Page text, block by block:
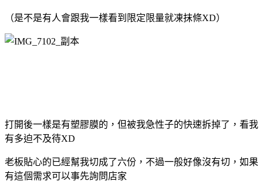
（是不是有人會跟我一樣看到限定限量就凍抹條XD）
打開後一樣是有塑膠膜的，但被我急性子的快速拆掉了，看我
有多迫不及待XD
老板貼心的已經幫我切成了六份，不過一般好像沒有切， 如果
有這個需求可以事先詢問店家